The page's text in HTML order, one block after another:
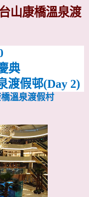
山康橋溫泉渡
典
渡假邨(Day 2)
溫泉渡假村